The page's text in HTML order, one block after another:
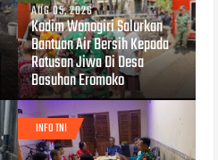
AUG 05, 2026
Kodim Wonogiri Salurkan
Bantuan Air Bersih Kepada
Ratusan Jiwa Di Desa
Basuhan Eromoko
INFO TNI